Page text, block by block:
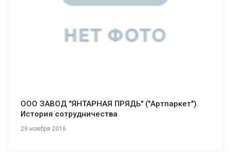
ООО ЗАВОД "ЯНТАРНАЯ ПРЯДЬ" ("Артпаркет").
История сотрудничества
29 ноября 2016